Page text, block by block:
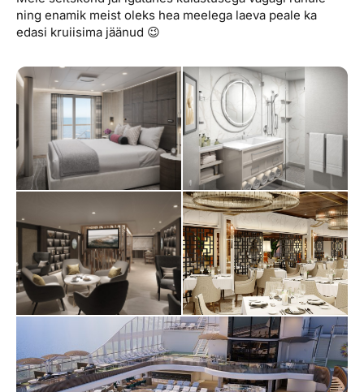
ning enamik meist oleks hea meelega laeva peale ka
edasi kruiisima jäänud 😉